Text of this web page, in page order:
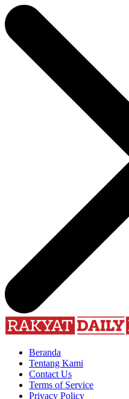
Beranda
Tentang Kami
Contact Us
Terms of Service
Privacy Policy